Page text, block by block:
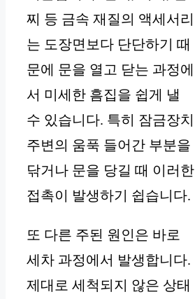
찌 등 금속 재질의 액세서리
는 도장면보다 단단하기 때
문에 문을 열고 닫는 과정에
서 미세한 흠집을 쉽게 낼
수 있습니다. 특히 잠금장치
주변의 움푹 들어간 부분을
닦거나 문을 당길 때 이러한
접촉이 발생하기 쉽습니다.
또 다른 주된 원인은 바로
세차 과정에서 발생합니다.
제대로 세척되지 않은 상태